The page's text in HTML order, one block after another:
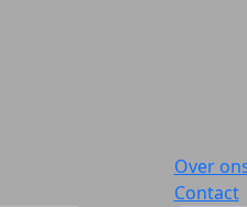
Over
Contact